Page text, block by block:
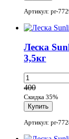
Артикул: pr-
Леска
3,5кг
400
Скидка 35%
Артикул: pr-